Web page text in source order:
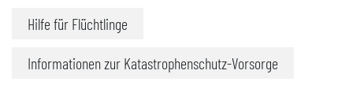
Hilfe für Flüchtlinge
Informationen zur Katastrophenschutz-Vorsorge